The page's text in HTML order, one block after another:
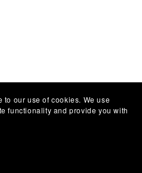
to our use of cookies. We use
functionality and provide you with